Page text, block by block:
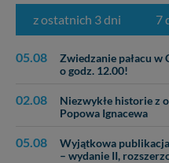
z ostatnich 3 dni 7
05.08
Zwiedzanie pałacu w
o godz. 12.00!
02.08
Niezwykłe historie z
Popowa Ignacewa
05.08
Wyjątkowa
– wydanie II,